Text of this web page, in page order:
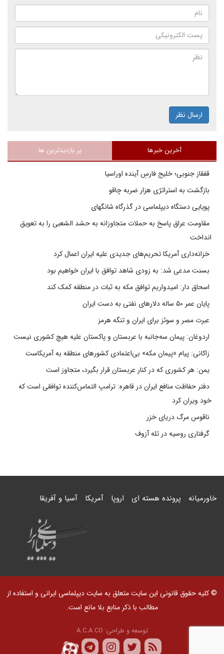
ارسال نظر
آخرین خبرها پر بازدیدترین ها
قفقاز جنوبی؛ خلیج فارسِ آینده اوراسیا
بازگشت به استراتژی هزار ضربه چاقو
پویایی دستگاه دیپلماسی در گذرگاه شانگهای
مقاومت عراق پاسخ به حملات متجاوزانه به حشد الشعبی را به تعویق
انداخت
خزانه‌داری آمریکا تحریم‌های جدیدی علیه ایران اعمال کرد
بسنت مدعی شد: به زودی شاهد توافق با ایران خواهیم بود
اسحاق دار: امیدواریم توافق مکه به ثبات در منطقه کمک کند
پایان عمر ۵۰ ساله دلارهای نفتی به دست ایران
عبرت مصر و سوئز برای ایران و تنگه هرمز
اردوغان: پیمان سه‌جانبه با عربستان و پاکستان علیه هیچ کشوری نیست
زاکانی: پیام «پیمان مکه» بی‌اعتمادی کشورهای منطقه به آمریکاست
یمن: هر کشوری که در کنار عربستان قرار بگیرد، متجاوز است
دفتر حفاظت منافع ایران در قاهره: ترامپ التماس‌کننده توافقی است که
خود ویران کرد
ناقوس مرگ دریای خزر
گرفتاری روسیه در تله آزوف
خاورمیانه پرونده هسته ای اروپا آمریکا آسیا و آفریقا
© کلیه حقوق قانونی این سایت متعلق به سایت دیپلماسی ایرانی و استفاده از
مطالب با ذکر منابع بلا مانع است.
توسعه و طراحی: A.C.A CO